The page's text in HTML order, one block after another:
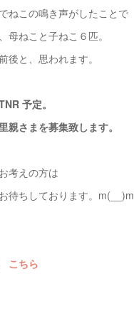
ねこの鳴き声がしたことで
母ねこと子ねこ６匹。
後と、思われます。
予定。
親さまを募集致します。
考えの方は
待ちしております。m(__)m
こちら